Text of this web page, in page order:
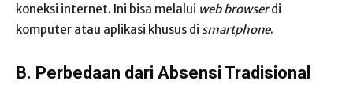
koneksi internet. Ini bisa melalui web browserdi
komputer atau aplikasi khusus di smartphone.
B. Perbedaan dari Absensi Tradisional